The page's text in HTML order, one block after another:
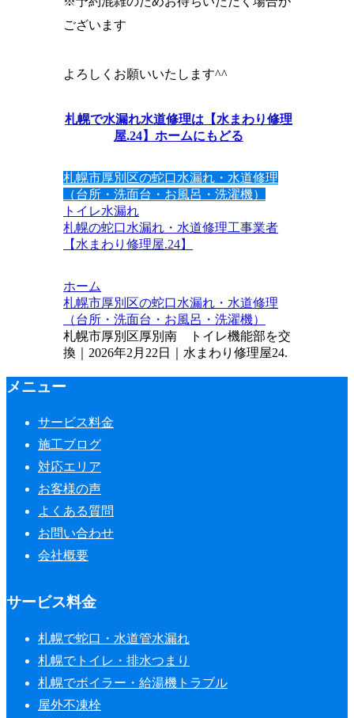
ございます
よろしくお願いいたします^^
札幌で水漏れ水道修理は【水まわり修理
屋.24】ホームにもどる
札幌市厚別区の蛇口水漏れ・水道修理
（台所・洗面台・お風呂・洗濯機）
トイレ水漏れ
札幌の蛇口水漏れ・水道修理工事業者
【水まわり修理屋.24】
ホーム
札幌市厚別区の蛇口水漏れ・水道修理
（台所・洗面台・お風呂・洗濯機）
札幌市厚別区厚別南 トイレ機能部を交
換｜2026年2月22日｜水まわり修理屋24.
メニュー
サービス料金
施工ブログ
対応エリア
お客様の声
よくある質問
お問い合わせ
会社概要
サービス料金
札幌で蛇口・水道管水漏れ
札幌でトイレ・排水つまり
札幌でボイラー・給湯機トラブル
屋外不凍栓